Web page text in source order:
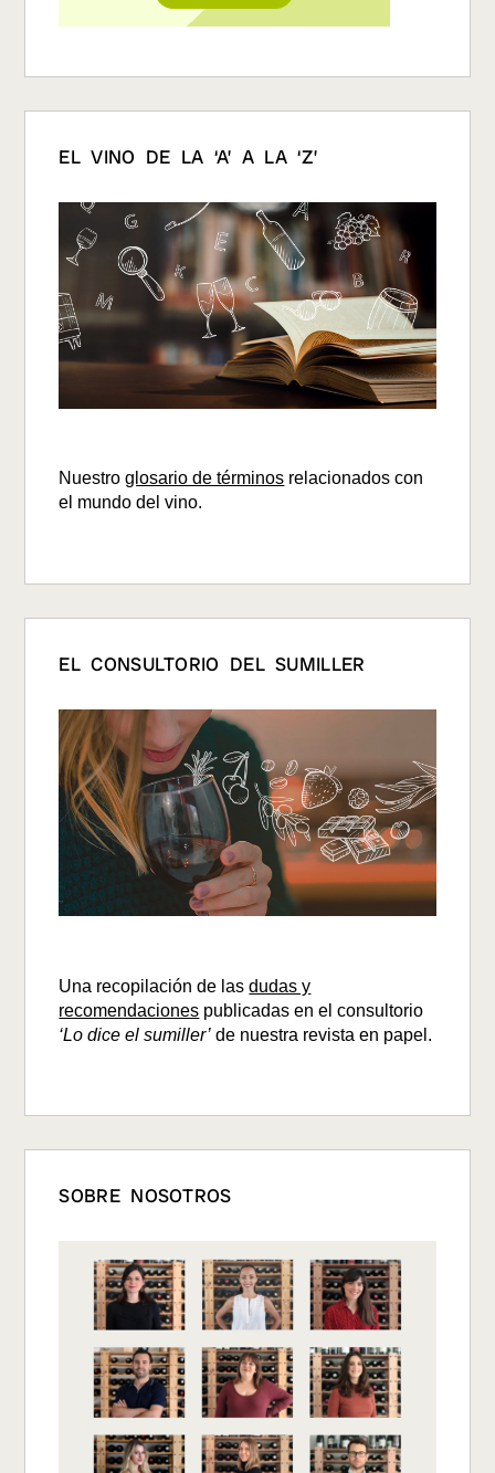
EL VINO DE LA ‘A’ A LA ‘Z’
Nuestroglosario de términos relacionados con
el mundo del vino.
EL CONSULTORIO DEL SUMILLER
Una recopilación de lasdudas y
recomendaciones publicadas en el consultorio
‘Lo dice el sumiller’ de nuestra revista en papel.
SOBRE NOSOTROS